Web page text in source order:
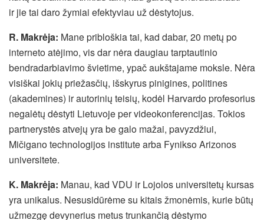
ir jie tai daro žymiai efektyviau už dėstytojus.
R. Makrėja: Mane pribloškia tai, kad dabar, 20 metų po
interneto atėjimo, vis dar nėra daugiau tarptautinio
bendradarbiavimo švietime, ypač aukštajame moksle. Nėra
visiškai jokių priežasčių, išskyrus pinigines, politines
(akademines) ir autorinių teisių, kodėl Harvardo profesorius
negalėtų dėstyti Lietuvoje per videokonferencijas. Tokios
partnerystės atvejų yra be galo mažai, pavyzdžiui,
Mičigano technologijos institute arba Fynikso Arizonos
universitete.
K. Makrėja: Manau, kad VDU ir Lojolos universitetų kursas
yra unikalus. Nesusidūrėme su kitais žmonėmis, kurie būtų
užmezgę devynerius metus trunkančią dėstymo